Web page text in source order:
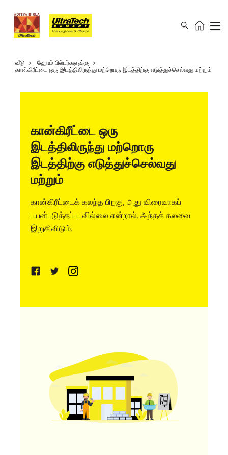
வீடு
ஹோம் பில்டர்களுக்கு
கான்கிரீட்டை ஒரு இடத்திலிருந்து மற்றொரு இடத்திற்கு எடுத்துச்செல்வது மற்றும்
கான்கிரீட்டை ஒரு
இடத்திலிருந்து மற்றொரு
இடத்திற்கு எடுத்துச்செல்வது
மற்றும்
கான்கிரீட்டைக் கலந்த பிறகு, அது விரைவாகப்
பயன்படுத்தப்படவில்லை என்றால். அந்தக் கலவை
இறுகிவிடும்.